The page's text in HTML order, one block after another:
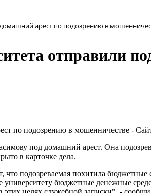
арест по подозрению в
отправили
под домашний арест. Она
в карточке дела.
что подозреваемая похитила
бюджетные денежные